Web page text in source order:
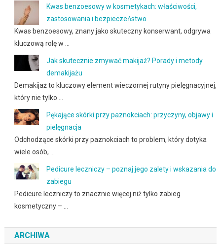
Kwas benzoesowy w kosmetykach: właściwości,
zastosowania i bezpieczeństwo
Kwas benzoesowy, znany jako skuteczny konserwant, odgrywa
kluczową rolę w …
Jak skutecznie zmywać makijaż? Porady i metody
demakijażu
Demakijaż to kluczowy element wieczornej rutyny pielęgnacyjnej,
który nie tylko …
Pękające skórki przy paznokciach: przyczyny, objawy i
pielęgnacja
Odchodzące skórki przy paznokciach to problem, który dotyka
wiele osób, …
Pedicure leczniczy – poznaj jego zalety i wskazania do
zabiegu
Pedicure leczniczy to znacznie więcej niż tylko zabieg
kosmetyczny – …
ARCHIWA